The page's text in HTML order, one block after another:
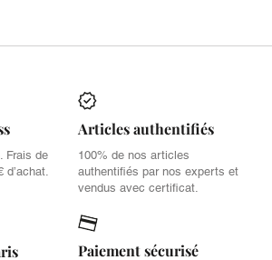
Frais de
d’achat.
Articles authentifiés
100% de nos articles
authentifiés par nos experts et
vendus avec certificat.
Paiement sécurisé